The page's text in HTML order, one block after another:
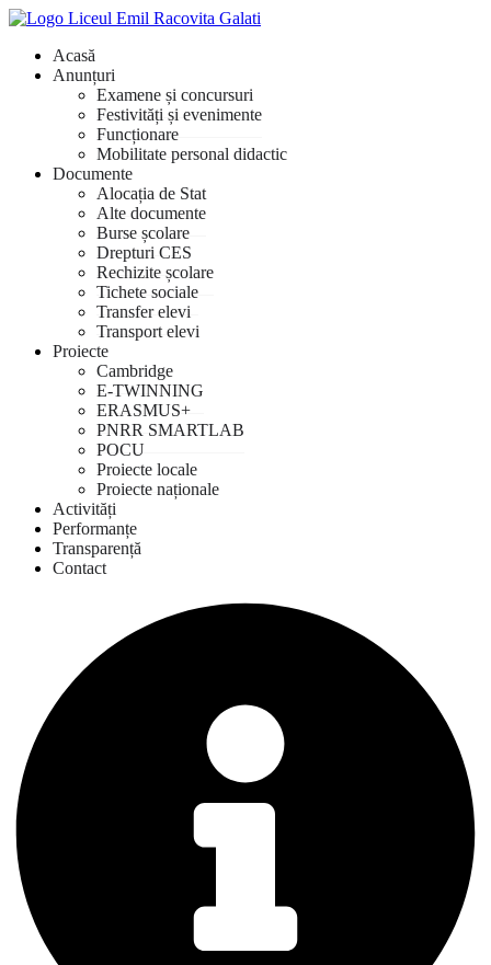
Acasă
Anunțuri
Examene și concursuri
Festivități și evenimente
Funcționare
Mobilitate personal didactic
Documente
Alocația de Stat
Alte documente
Burse școlare
Drepturi CES
Rechizite școlare
Tichete sociale
Transfer elevi
Transport elevi
Proiecte
Cambridge
E-TWINNING
ERASMUS+
PNRR SMARTLAB
POCU
Proiecte locale
Proiecte naționale
Activități
Performanțe
Transparență
Contact